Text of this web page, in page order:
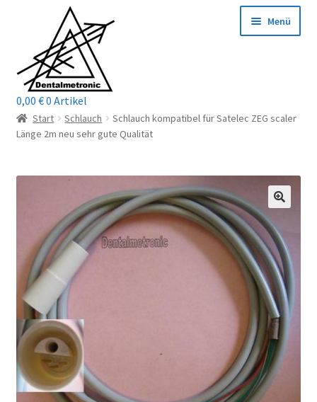
Navigation
springen
springen
Menü
Home
Mein Konto / Login
Kontakt
Reparaturservice
öffnen
Wichtige Infos
öffnen
Unsere Firma
Warenkorb
0,00 €0 Artikel
Start Schlauch
Schlauch kompatibel für Satelec ZEG scaler
Länge 2m neu sehr gute Qualität